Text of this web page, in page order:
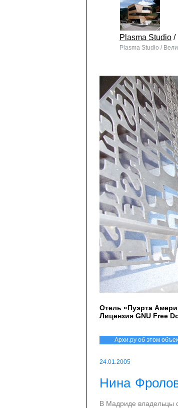
Plasma Studio /
Plasma Studio /
Отель «Пуэрта
Лицензия GNU Free
Архи.ру об этом
24.01.2005
Нина
В Мадриде владельцы